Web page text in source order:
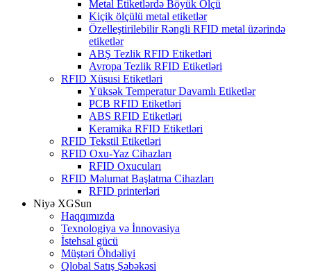
Metal Etiketlərdə Böyük Ölçü
Kiçik ölçülü metal etiketlər
Özelleştirilebilir Rəngli RFID metal üzərində
etiketlər
ABŞ Tezlik RFID Etiketləri
Avropa Tezlik RFID Etiketləri
RFID Xüsusi Etiketləri
Yüksək Temperatur Davamlı Etiketlər
PCB RFID Etiketləri
ABS RFID Etiketləri
Keramika RFID Etiketləri
RFID Tekstil Etiketləri
RFID Oxu-Yaz Cihazları
RFID Oxucuları
RFID Məlumat Başlatma Cihazları
RFID printerləri
Niyə XGSun
Haqqımızda
Texnologiya və İnnovasiya
İstehsal gücü
Müştəri Öhdəliyi
Qlobal Satış Şəbəkəsi